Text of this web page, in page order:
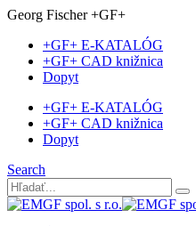
Georg Fischer +GF+
+GF+ E-KATALÓG
+GF+ CAD knižnica
Dopyt
+GF+ E-KATALÓG
+GF+ CAD knižnica
Dopyt
Search